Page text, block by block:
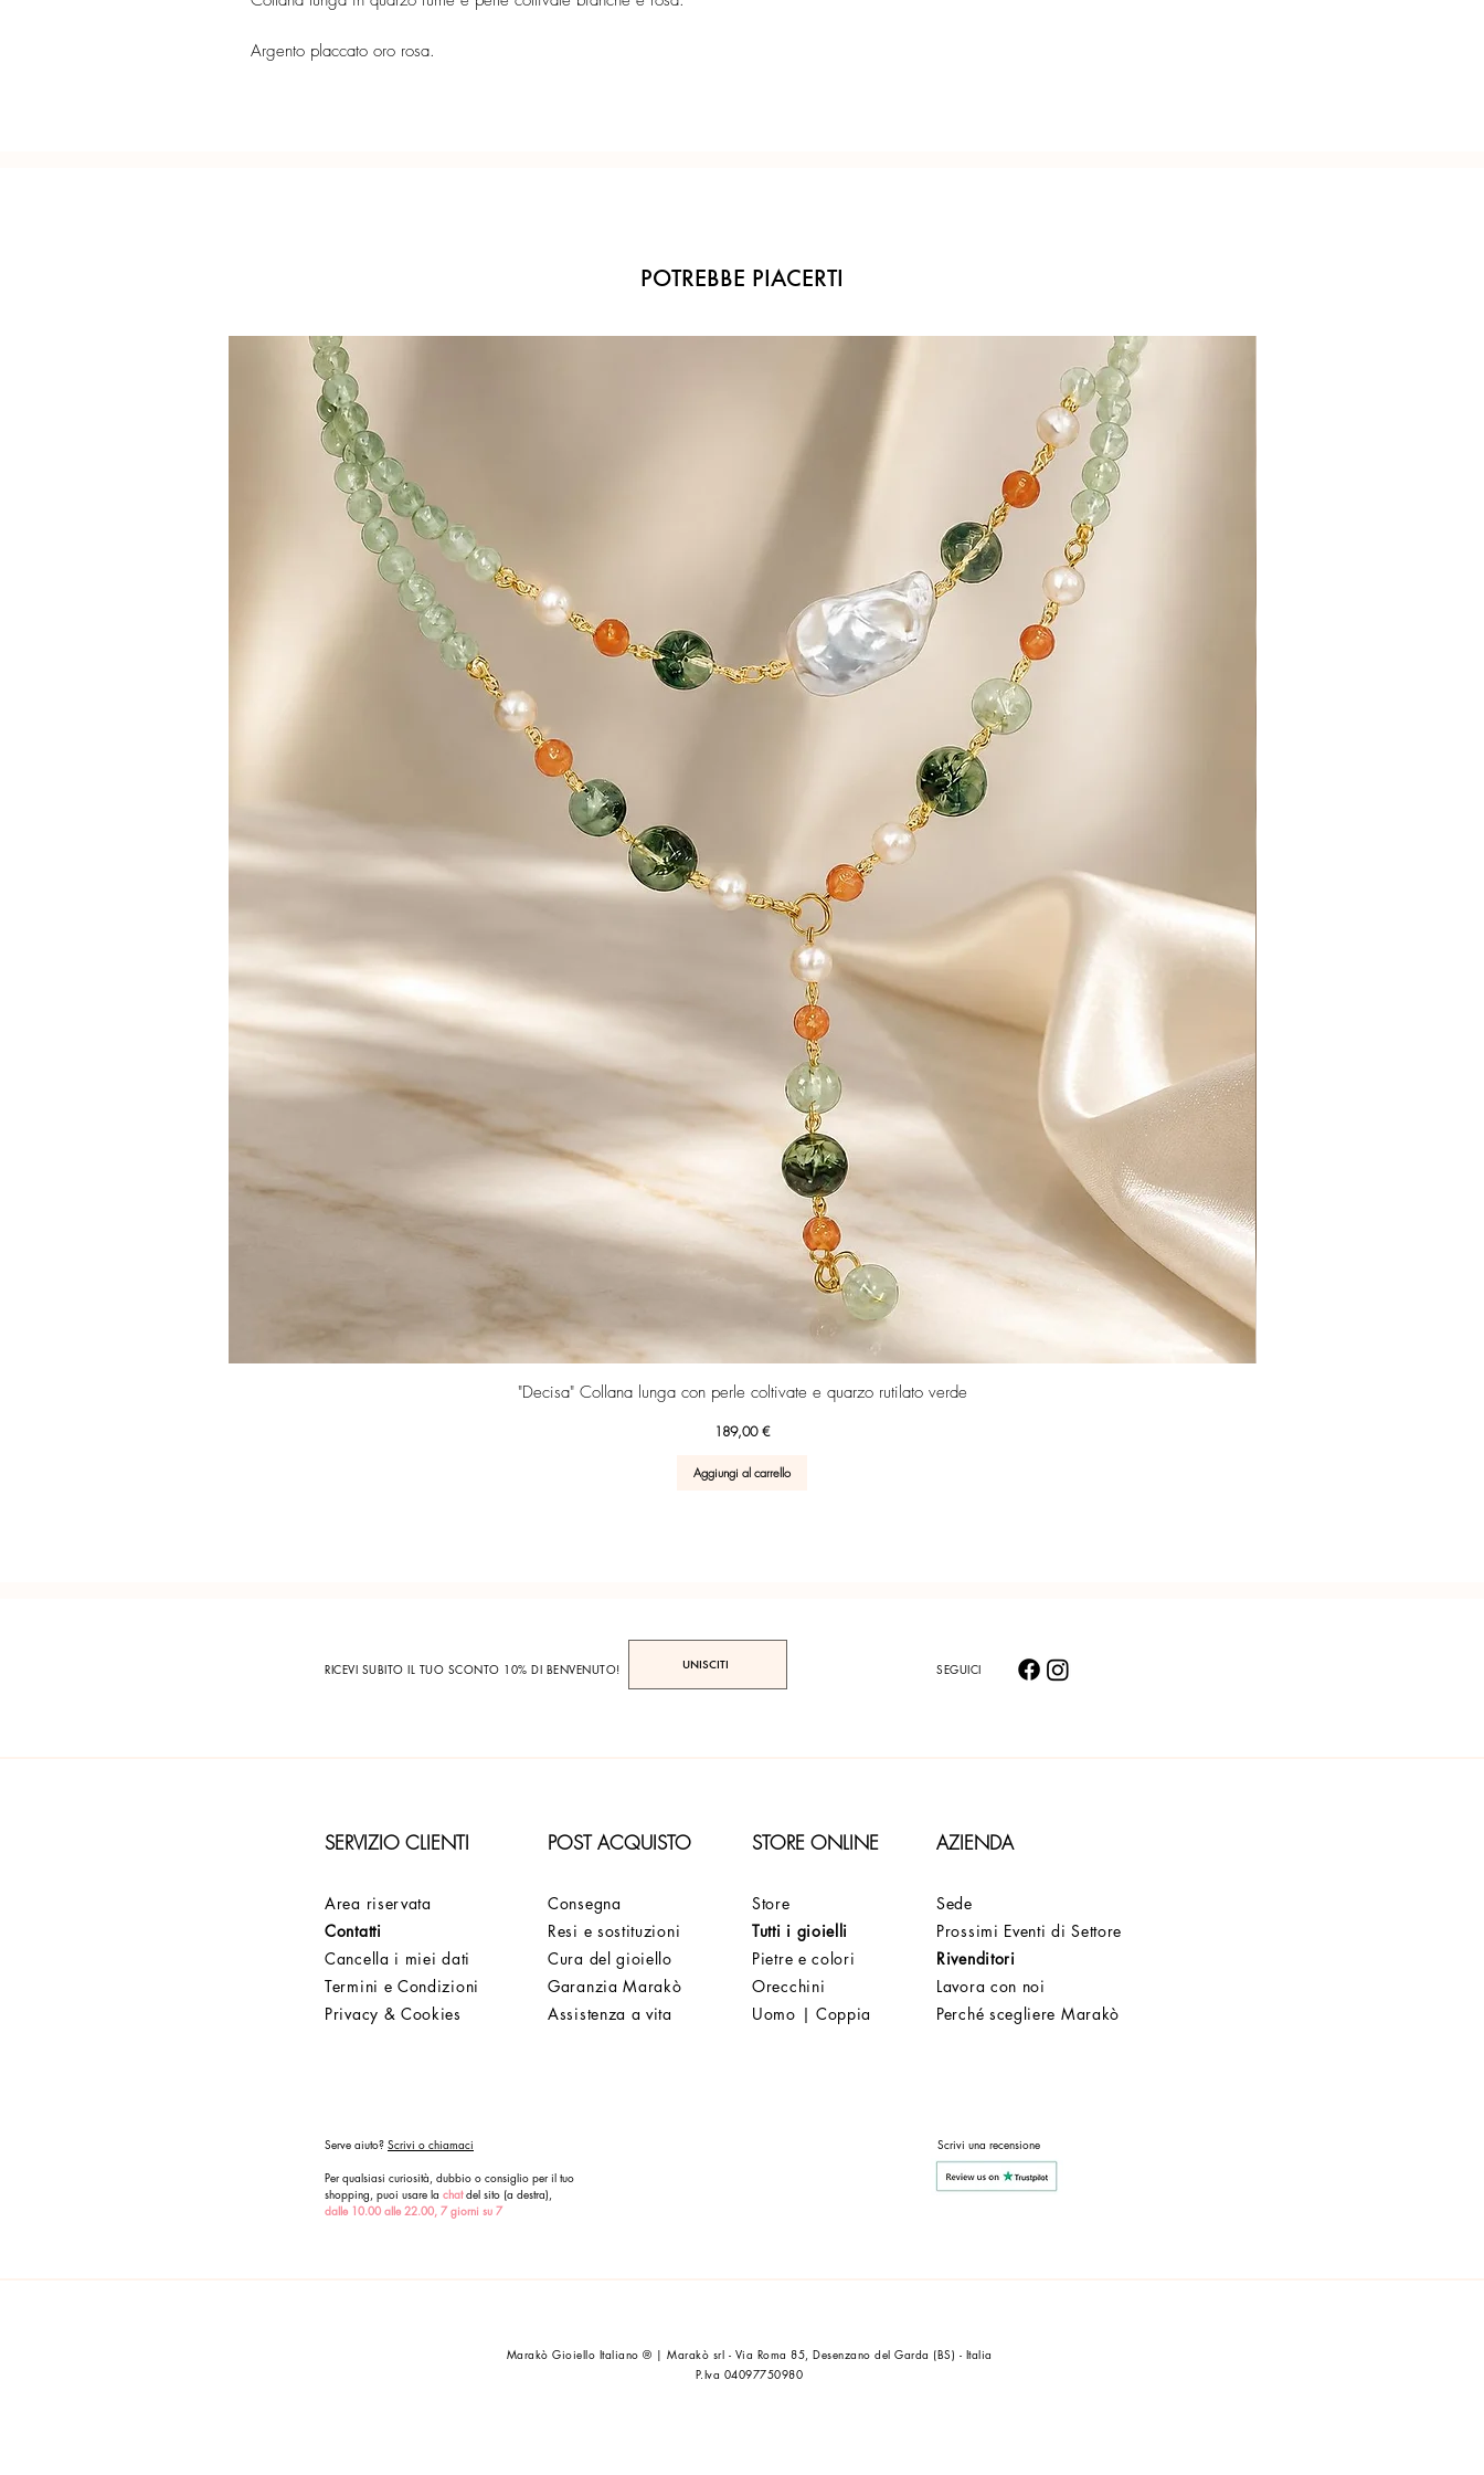
Argento placcato oro rosa.
POTREBBE PIACERTI
Vista rapida
"Decisa" Collana lunga con perle coltivate e quarzo rutilato verde
Prezzo
189,00 €
Aggiungi al carrello
RICEVI SUBITO IL TUO SCONTO 10% DI BENVENUTO! UNISCITI SEGUICI
SERVIZIO CLIENTI POST ACQUISTO STORE ONLINE AZIENDA
Area riservata
Contatti
Cancella i miei dati
Termini e Condizioni
Privacy & Cookies
Consegna
Resi e sostituzioni
Cura del gioiello
Garanzia Marakò
Assistenza a vita
Store
Tutti i gioielli
Pietre e colori
Orecchini
Uomo | Coppia
Sede
Prossimi Eventi di Settore
Rivenditori
Lavora con noi
Perché scegliere Marakò
Serve aiuto? Scrivi o chiamaci
Per qualsiasi curiosità, dubbio o consiglio per il tuo
shopping, puoi usare la chatdel sito (a destra),
dalle 10.00 alle 22.00, 7 giorni su 7
Scrivi una recensione
Marakò Gioiello Italiano ® | Marakò srl - Via Roma 85, Desenzano del Garda (BS) - Italia
P.Iva 04097750980